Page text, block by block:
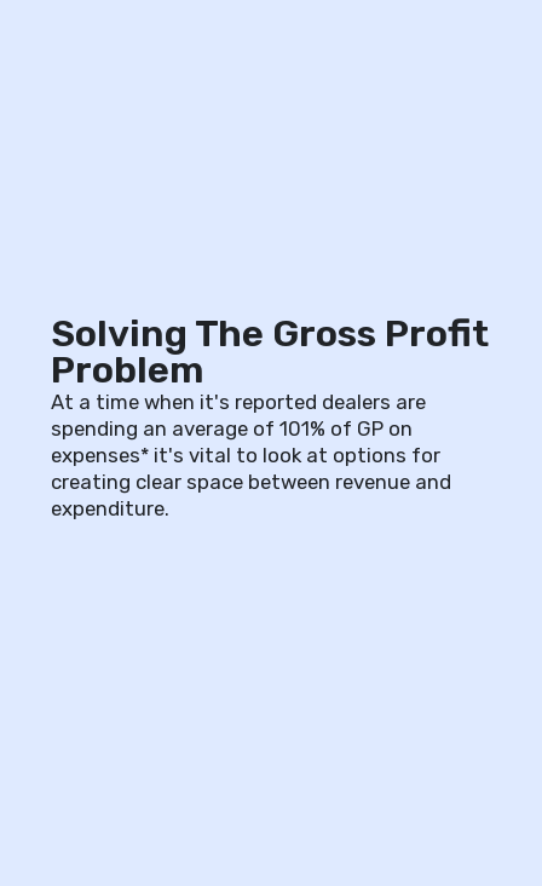
Solving The Gross Profit
Problem
At a time when it's reported dealers are
spending an average of 101% of GP on
expenses* it's vital to look at options for
creating clear space between revenue and
expenditure.